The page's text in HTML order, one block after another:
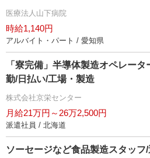
医療法人山下病院
時給1,140円
アルバイト・パート / 愛知県
「寮完備」半導体製造オペレー
勤/日払い/工場・製造
株式会社京栄センター
月給21万円～26万2,500円
派遣社員 / 北海道
ソーセージなど食品製造スタッ